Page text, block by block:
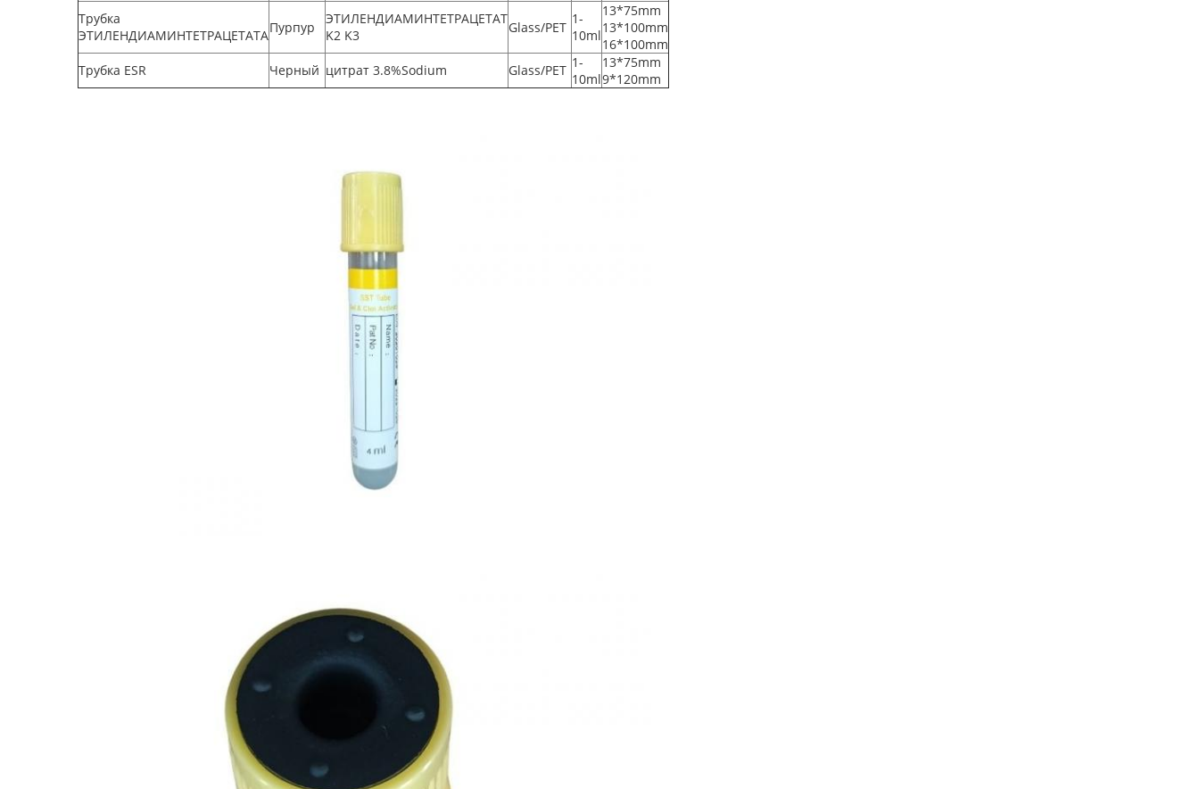
Трубка
ЭТИЛЕНДИАМИНТЕТРАЦЕТАТАПурпур
ЭТИЛЕНДИАМИНТЕТРАЦЕТАТ
K2 K3
Glass/PET
1-
10ml
13*75mm
13*100mm
16*100mm
Трубка ESR
Черный цитрат 3.8%Sodium Glass/PET 1-
10ml
13*75mm
9*120mm